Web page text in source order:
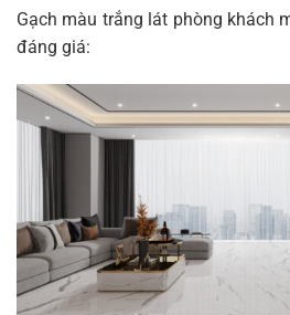
Gạch màu trắng lát phòng khách
đáng giá: